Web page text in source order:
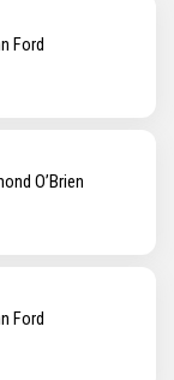
Ford
O’Brien
Ford